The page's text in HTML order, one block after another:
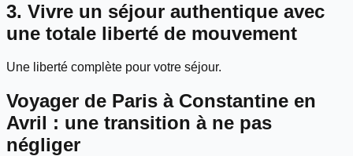
3. Vivre un séjour authentique avec
une totale liberté de mouvement
Une liberté complète pour votre séjour.
Voyager de Paris à Constantine en
Avril : une transition à ne pas
négliger